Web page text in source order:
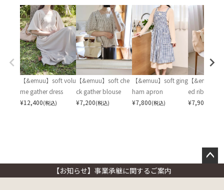
ATTENTION
・商品により、色落ち・色移りがある場合がございます。
・生産時期により、予告なくデザインの仕様やカラーの色味、素材
が変更される場合がございます。
・当商品は機械による生産の過程上、どうしても"生地を織る際の糸
の継ぎ目"や多少の"ほつれ"、他繊維の"混紡"、素材によるネップ・
色ムラが生じる場合がございます。
また、同商品でも、形・サイズや柄・生地感に多少の"誤差"が生じ
る場合がございます。
・サイズは、実寸サイズを測っているため多少誤差がでる場合がご
ざいます。
・素材の性質上、染料の匂いが強いものがございます。
【&emuu】soft volu
me gather dress
¥12,400(税込)
【&emuu】soft che
ck gather blouse
¥7,200(税込)
【&emuu】soft ging
ham apron
¥7,800(税込)
【&emuu】
ed ribbon
¥7,900
ジト
【お知らせ】事業承継に関するご案内